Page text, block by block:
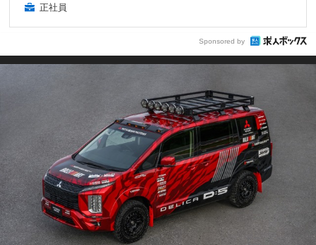
正社員
Sponsored by